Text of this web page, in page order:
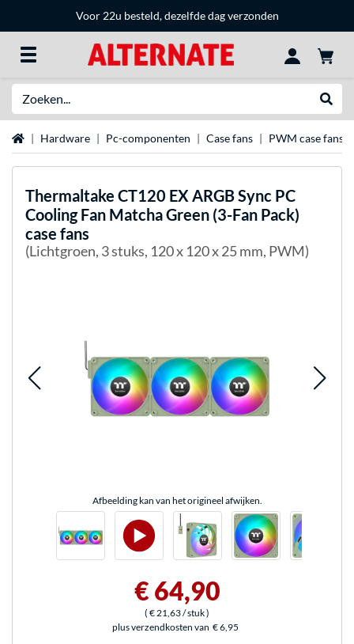
Voor 22u besteld, dezelfde dag verzonden
Home Hardware Pc-componenten Case fans PWM case fans
Thermaltake CT120 EX ARGB Sync PC
Cooling Fan Matcha Green (3-Fan Pack)
case fans
(Lichtgroen, 3 stuks, 120 x 120 x 25 mm, PWM)
Afbeelding kan van het origineel afwijken.
€ 64,90
( € 21,63/ stuk)
plus verzendkosten van € 6,95